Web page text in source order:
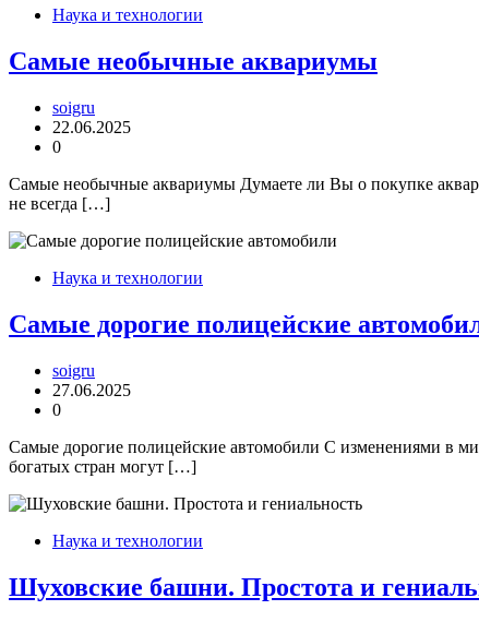
Наука и технологии
Самые необычные аквариумы
soigru
22.06.2025
0
Самые необычные аквариумы Думаете ли Вы о покупке
не всегда […]
Наука и технологии
Самые дорогие полицейские
soigru
27.06.2025
0
Самые дорогие полицейские автомобили С изменениями в
богатых стран могут […]
Наука и технологии
Шуховские башни. Простота и